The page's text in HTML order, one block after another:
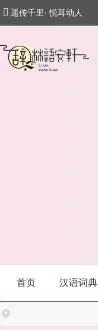
遥传千里· 悦耳动人
首页 汉语词典